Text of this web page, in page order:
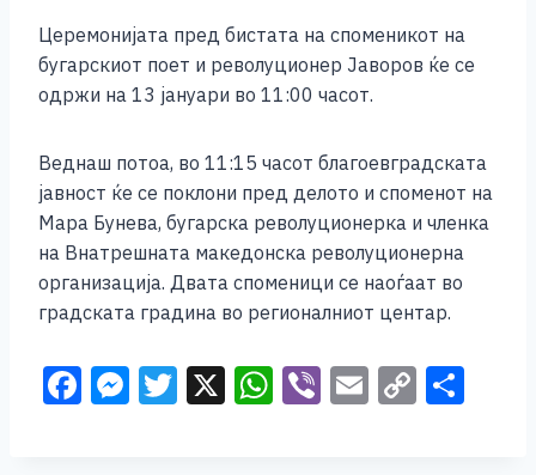
o
k
er p k
Церемонијата пред бистата на споменикот на
бугарскиот поет и револуционер Јаворов ќе се
одржи на 13 јануари во 11:00 часот.
Веднаш потоа, во 11:15 часот благоевградската
јавност ќе се поклони пред делото и споменот на
Мара Бунева, бугарска револуционерка и членка
на Внатрешната македонска револуционерна
организација. Двата споменици се наоѓаат во
градската градина во регионалниот центар.
F M T X W Vi E C